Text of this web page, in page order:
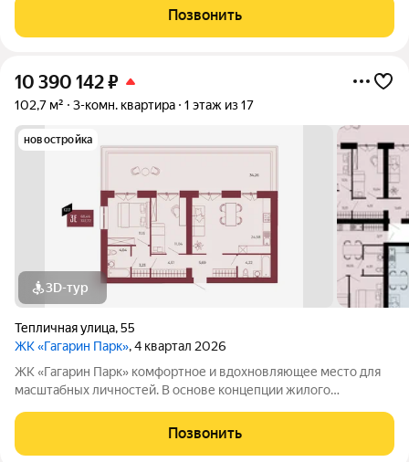
великого летчика-космонавта и героя СССР. Жилой квартал
«Гагарин Парк» расположился в
Позвонить
10 390 142₽
102,7 м² 3-комн. квартира 1 этаж из 17
новостройка
3D-тур
Тепличная улица,55
ЖК «Гагарин Парк», 4 квартал 2026
ЖК «Гагарин Парк» комфортное и вдохновляющее место для
масштабных личностей. В основе концепции жилого
великого летчика-космонавта и героя СССР. Жилой квартал
«Гагарин Парк» расположился в
Позвонить